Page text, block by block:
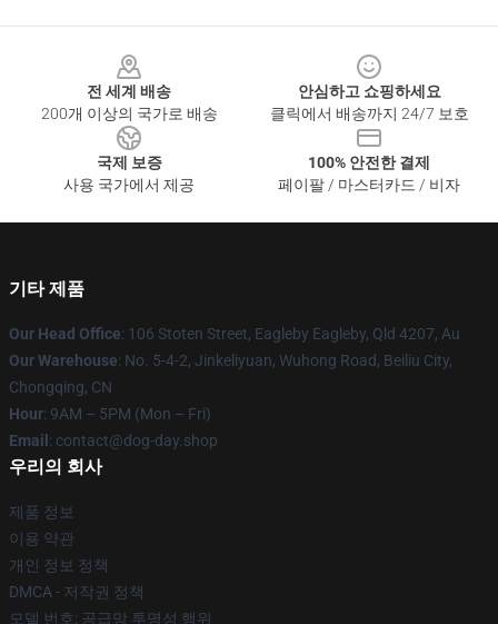
전 세계 배송
200개 이상의 국가로 배송
안심하고 쇼핑하세요
클릭에서 배송까지 24/7 보호
국제 보증
사용 국가에서 제공
100% 안전한 결제
페이팔 / 마스터카드 / 비자
기타 제품
Our Head Office: 106 Stoten Street, Eagleby Eagleby, Qld 4207, Au
Our Warehouse: No. 5-4-2, Jinkeliyuan, Wuhong Road, Beiliu City,
Chongqing, CN
Hour: 9AM – 5PM (Mon – Fri)
Email : contact@dog-day.shop
우리의 회사
제품 정보
이용 약관
개인 정보 정책
DMCA - 저작권 정책
모델 번호: 공급망 투명성 행위